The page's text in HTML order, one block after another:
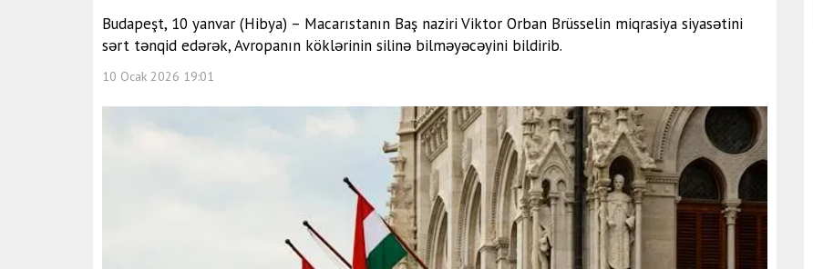
Budapeşt, 10 yanvar (Hibya) – Macarıstanın Baş naziri Viktor Orban Brüsselin miqrasiya siyasətini
sərt tənqid edərək, Avropanın köklərinin silinə bilməyəcəyini bildirib.
10 Ocak 2026 19:01